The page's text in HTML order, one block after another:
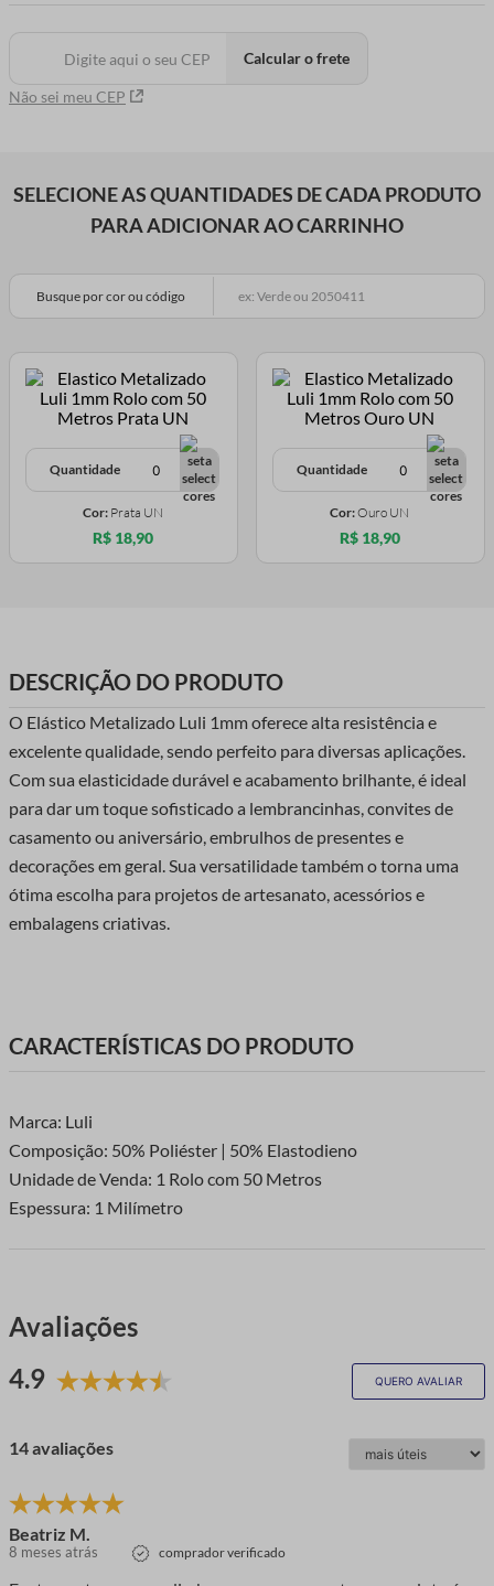
Não sei meu CEP
Calcular o frete
SELECIONE AS QUANTIDADES DE CADA PRODUTO
PARA ADICIONAR AO CARRINHO
Busque por cor ou código
Quantidade
Cor: Prata UN
R$ 18,90
Quantidade
Cor:Ouro UN
R$ 18,90
DESCRIÇÃO DO PRODUTO
O Elástico Metalizado Luli 1mm oferece alta resistência e
excelente qualidade, sendo perfeito para diversas aplicações.
Com sua elasticidade durável e acabamento brilhante, é ideal
para dar um toque sofisticado a lembrancinhas, convites de
casamento ou aniversário, embrulhos de presentes e
decorações em geral. Sua versatilidade também o torna uma
ótima escolha para projetos de artesanato, acessórios e
embalagens criativas.
CARACTERÍSTICAS DO PRODUTO
Marca: Luli
Composição: 50% Poliéster | 50% Elastodieno
Unidade de Venda: 1 Rolo com 50 Metros
Espessura: 1 Milímetro
Avaliações
4.9
QUERO AVALIAR
14 avaliações
Beatriz M.
8 meses atrás comprador verificado